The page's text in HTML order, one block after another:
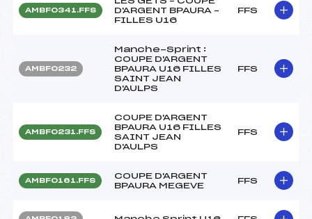
AMBF0341.FFS
D'ARGENT BPAURA –
FILLES U16
FFS
AMBF0232
Manche-Sprint :
COUPE D'ARGENT
BPAURA U16 FILLES
SAINT JEAN
D'AULPS
FFS
AMBF0231.FFS
COUPE D'ARGENT
BPAURA U16 FILLES
SAINT JEAN
D'AULPS
FFS
AMBF0161.FFS
COUPE D'ARGENT
BPAURA MEGEVE
FFS